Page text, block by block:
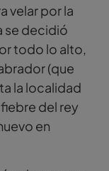
velar por la
se decidió
todo lo alto,
(que
la localidad
del rey
en